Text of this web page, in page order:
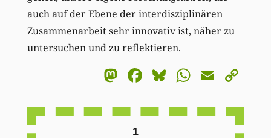
auch auf der Ebene der interdisziplinären
Zusammenarbeit sehr innovativ ist, näher zu
untersuchen und zu reflektieren.
Mastodon
Facebook
BlueskyEmail
1